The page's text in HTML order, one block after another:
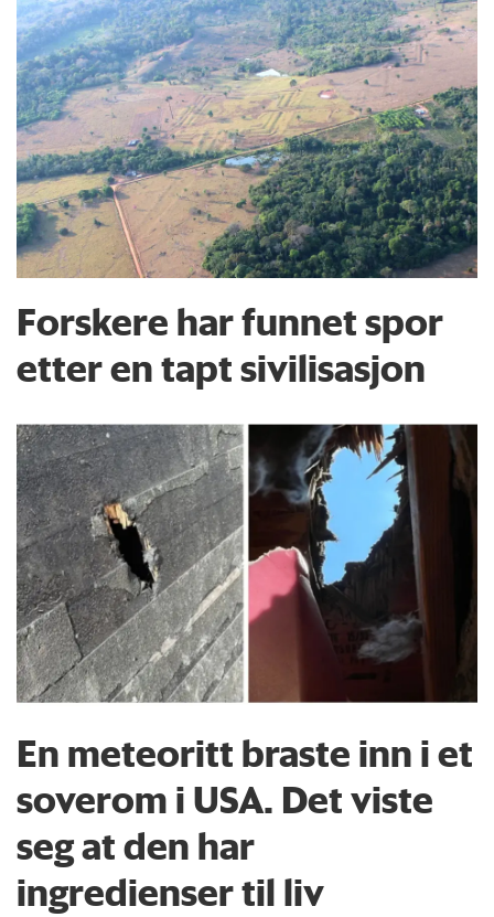
Forskere har funnet spor
etter en tapt sivilisasjon
En meteoritt braste inn i et
soverom i USA. Det viste
seg at den har
ingredienser til liv